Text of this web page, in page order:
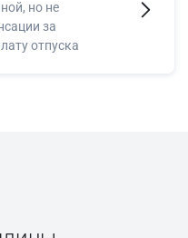
но не
за
отпуска